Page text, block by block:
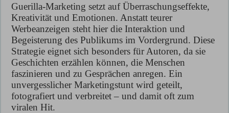
Guerilla-Marketing setzt auf Überraschungseffekte,
Kreativität und Emotionen. Anstatt teurer
Werbeanzeigen steht hier die Interaktion und
Begeisterung des Publikums im Vordergrund. Diese
Strategie eignet sich besonders für Autoren, da sie
Geschichten erzählen können, die Menschen
faszinieren und zu Gesprächen anregen. Ein
unvergesslicher Marketingstunt wird geteilt,
fotografiert und verbreitet – und damit oft zum
viralen Hit.